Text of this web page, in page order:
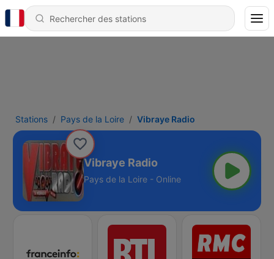
Stations Pays de la Loire Vibraye Radio
Vibraye Radio
Pays de la Loire - Online